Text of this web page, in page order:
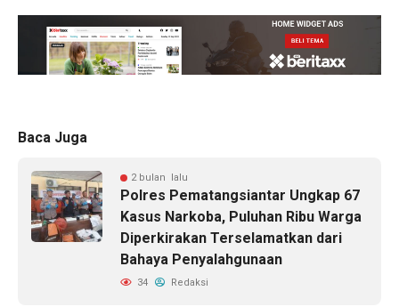
Baca Juga
2 bulan lalu
Polres Pematangsiantar Ungkap 67
Kasus Narkoba, Puluhan Ribu Warga
Diperkirakan Terselamatkan dari
Bahaya Penyalahgunaan
34 Redaksi